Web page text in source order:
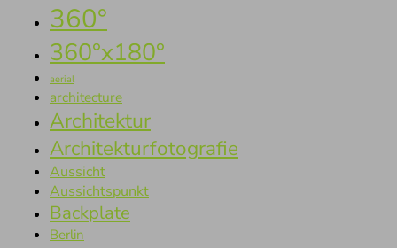
360°
360°x180°
aerial
architecture
Architektur
Architekturfotografie
Aussicht
Aussichtspunkt
Backplate
Berlin